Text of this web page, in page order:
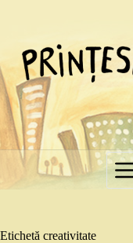
Etichetă creativitate